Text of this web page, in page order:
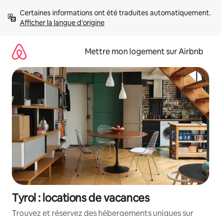
directement
Afficher la langue d'origine
Mettre mon logement sur Airbnb
Tyrol : locations de vacances
Trouvez et réservez des hébergements uniques sur